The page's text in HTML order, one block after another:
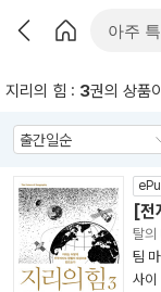
지리의 힘 : 3권의 상품
[전
탈의
팀
사이